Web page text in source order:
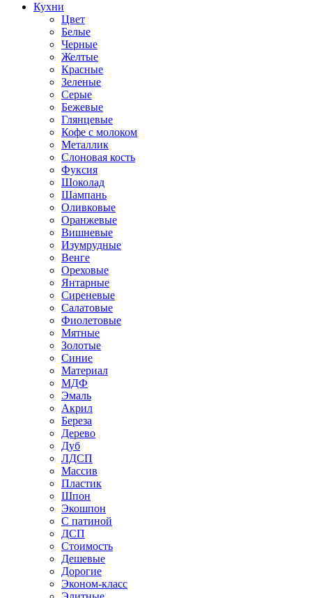
Кухни
Цвет
Белые
Черные
Желтые
Красные
Зеленые
Серые
Бежевые
Глянцевые
Кофе с молоком
Металлик
Слоновая кость
Фуксия
Шоколад
Шампань
Оливковые
Оранжевые
Вишневые
Изумрудные
Венге
Ореховые
Янтарные
Сиреневые
Салатовые
Фиолетовые
Мятные
Золотые
Синие
Материал
МДФ
Эмаль
Акрил
Береза
Дерево
Дуб
ЛДСП
Массив
Пластик
Шпон
Экошпон
С патиной
ДСП
Стоимость
Дешевые
Дорогие
Эконом-класс